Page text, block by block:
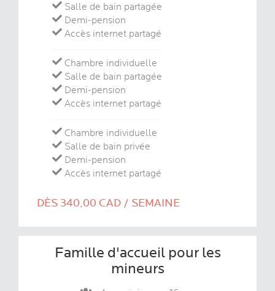
Salle de bain partagée
Demi-pension
Accès internet partagé
Chambre individuelle
Salle de bain partagée
Demi-pension
Accès internet partagé
Chambre individuelle
Salle de bain privée
Demi-pension
Accès internet partagé
DÈS 340,00 CAD / SEMAINE
Famille d'accueil pour les
mineurs